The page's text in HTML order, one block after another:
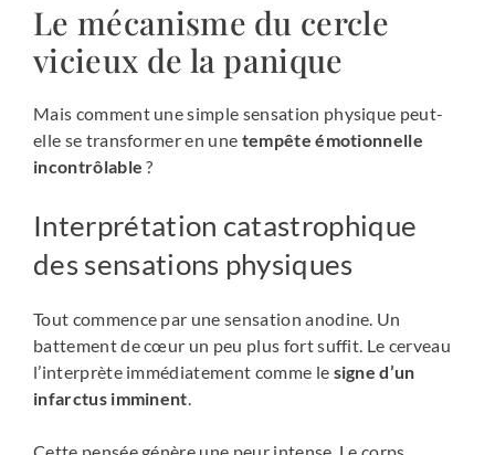
Le mécanisme du cercle
vicieux de la panique
Mais comment une simple sensation physique peut-
elle se transformer en une tempête émotionnelle
incontrôlable ?
Interprétation catastrophique
des sensations physiques
Tout commence par une sensation anodine. Un
battement de cœur un peu plus fort suffit. Le cerveau
l’interprète immédiatement comme le signe d’un
infarctus imminent.